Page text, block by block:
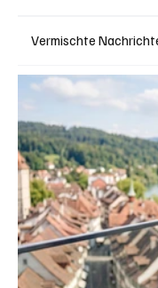
Vermischte